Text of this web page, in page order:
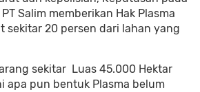
Salim memberikan Hak Plasma
sekitar 20 persen dari lahan yang
sekitar Luas 45.000 Hektar
apa pun bentuk Plasma belum